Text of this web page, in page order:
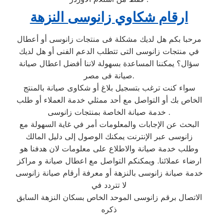
ارقام شكاوي زانوسى النزهة
مرحبا بكم هل لديك مشكلة فى منتجات زانوسى أو أعطال
في منتجات زانوسى التى تتطلب الدعم الفنى أو هل لديك
سؤال؟ يمكننا المساعدة بسهولة لاننا أفضل اعطال صيانة
صيانة فى مصر.
سواء كنت ترغب بتسجيل بلاغ أو شكاوى صيانة بالمنتج
الخاص بك أو التواصل مع أحد ممثلي خدمة العملاء أو طلب
خدمة صيانة الخاصة بمنتجات زانوسى .
البحث عن الإجابات والمعلومات أمر في غاية السهولة مع
زانوسى عبر الإنترنت يمكنك الوصول إلى دليل المالك
وطلب خدمة صيانة والاطلاع على معلومات لان هدفنا هو
ارضاء عملائنا. ويمكنكم التواصل مع اعطال صيانة و مراكز
خدمة صيانة زانوسى بالنزهة أو معرفة أرقام صيانة زانوسى
لا تتردد في
الاتصال برقم زانوسى الموحد الخاص بسكان النزهة السابق
ذكره